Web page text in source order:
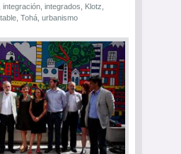
integración integrados Klotz
Tohá urbanismo